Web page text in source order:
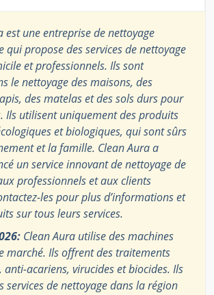
est une entreprise de nettoyage
qui propose des services de nettoyage
et professionnels. Ils sont
le nettoyage des maisons, des
des matelas et des sols durs pour
Ils utilisent uniquement des produits
et biologiques, qui sont sûrs
et la famille. Clean Aura a
un service innovant de nettoyage de
professionnels et aux clients
les pour plus d’informations et
sur tous leurs services.
Clean Aura utilise des machines
marché. Ils offrent des traitements
acariens, virucides et biocides. Ils
services de nettoyage dans la région